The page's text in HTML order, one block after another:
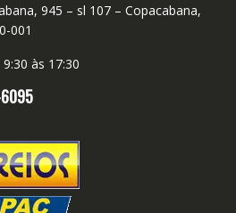
945 – sl 107 – Copacabana,
001
às 17:30